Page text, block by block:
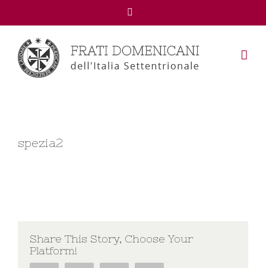
spezia2
Share This Story, Choose Your
Platform!